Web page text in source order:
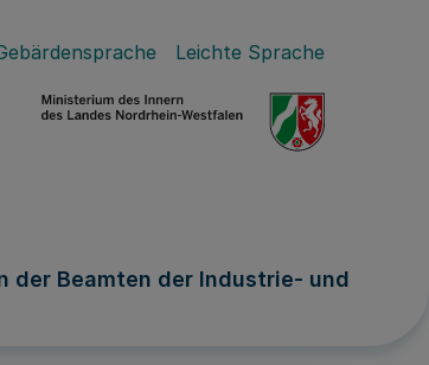
Leichte Sprache
der Beamten der Industrie- und